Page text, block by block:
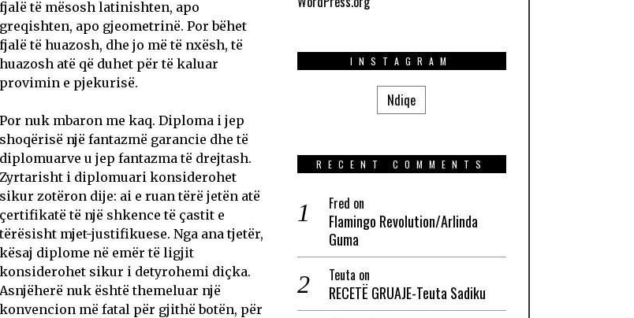
fjalë të mësosh latinishten, apo
greqishten, apo gjeometrinë. Por bëhet
fjalë të huazosh, dhe jo më të nxësh, të
huazosh atë që duhet për të kaluar
provimin e pjekurisë.
Por nuk mbaron me kaq. Diploma i jep
shoqërisë një fantazmë garancie dhe të
diplomuarve u jep fantazma të drejtash.
Zyrtarisht i diplomuari konsiderohet
sikur zotëron dije: ai e ruan tërë jetën atë
çertifikatë të një shkence të çastit e
tërësisht mjet-justifikuese. Nga ana tjetër,
kësaj diplome në emër të ligjit
konsiderohet sikur i detyrohemi diçka.
Asnjëherë nuk është themeluar një
konvencion më fatal për gjithë botën, për
INSTAGRAM
Ndiqe
RECENT COMMENTS
Fred on
Flamingo Revolution/Arlinda
Guma
Teuta on
RECETË GRUAJE-Teuta Sadiku